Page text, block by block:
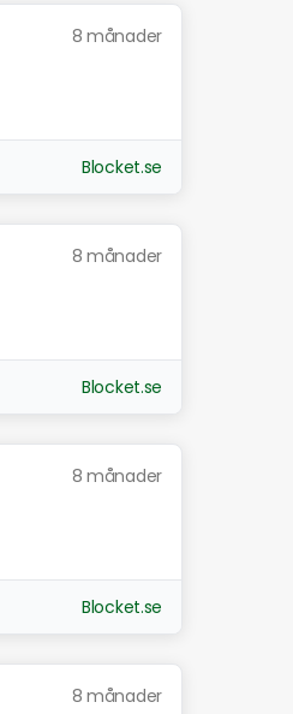
8 månader
Blocket.se
8 månader
Blocket.se
8 månader
Blocket.se
8 månader